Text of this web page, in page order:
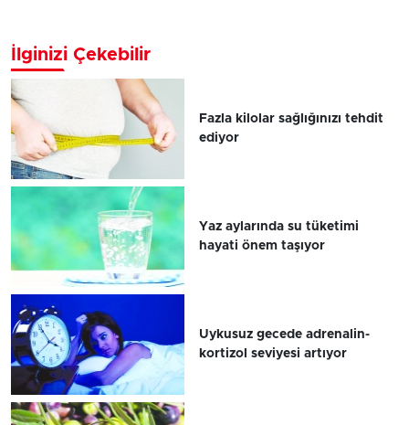
İlginizi Çekebilir
Fazla kilolar sağlığınızı tehdit
ediyor
Yaz aylarında su tüketimi
hayati önem taşıyor
Uykusuz gecede adrenalin-
kortizol seviyesi artıyor